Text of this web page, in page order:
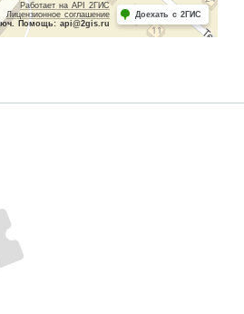
Работает на API 2ГИС
Лицензионное соглашение
Помощь: api@2gis.ru
Доехать с 2ГИС